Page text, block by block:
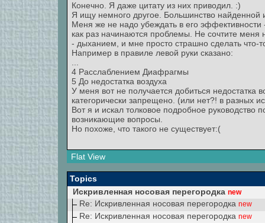
Конечно. Я даже цитату из них приводил. :)
Я ищу немного другое. Большинство
Меня же не надо убеждать в его эффективности
как раз начинаются проблемы. Не сочтите
- дыханием, и мне просто страшно сделать что-
Например в правиле левой руки сказано:
4 Расслаблением Диафрагмы
5 До недостатка воздуха
У меня вот не получается добиться недостатка
категорически запрещено. (или нет?! в разных
Вот я и искал толковое подробное
возникающие вопросы.
Но похоже, что такого не существует:(
Flat View
Topics
Искривленная носовая перегородка new
Re: Искривленная носовая перегородка new
Re: Искривленная носовая перегородка new